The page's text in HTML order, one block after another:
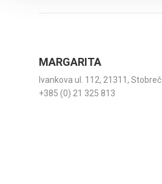
MARGARITA
Ivankova ul. 112, 21311, Stobreč
+385 (0) 21 325 813